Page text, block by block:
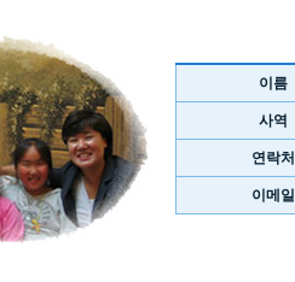
이름
사역
연락처
이메일